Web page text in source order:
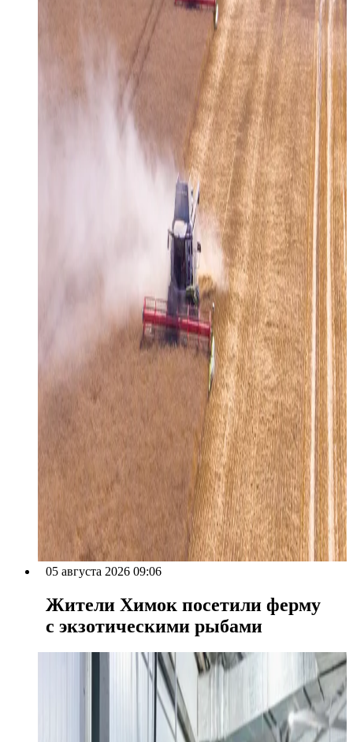
05 августа 2026 09:06
Жители Химок посетили ферму
с экзотическими рыбами